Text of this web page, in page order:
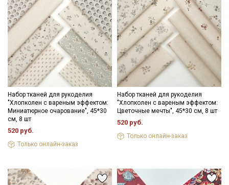
Набор тканей для рукоделия
"Хлопколен с вареным эффектом:
Миниатюрное очарование", 45*30
см, 8 шт
520 руб.
Только онлайн-заказ
Набор тканей для рукоделия
"Хлопколен с вареным эффектом:
Цветочные мечты", 45*30 см, 8 шт
520 руб.
Только онлайн-заказ